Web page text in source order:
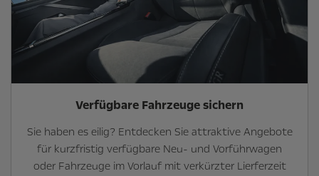
Verfügbare Fahrzeuge sichern
Sie haben es eilig? Entdecken Sie attraktive Angebote
für kurzfristig verfügbare Neu- und Vorführwagen
oder Fahrzeuge im Vorlauf mit verkürzter Lierferzeit